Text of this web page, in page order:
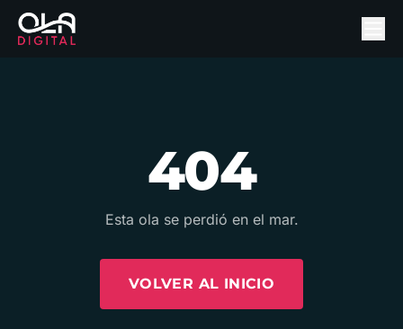
404
Esta ola se perdió en el mar.
VOLVER AL INICIO